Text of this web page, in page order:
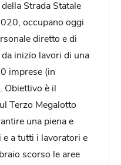
Strada Statale
occupano oggi
diretto e di
inizio lavori di una
imprese (in
Obiettivo è il
Terzo Megalotto
una piena e
a tutti i lavoratori e
scorso le aree